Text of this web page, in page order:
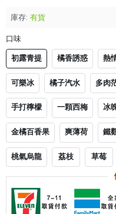
庫存: 有貨
口味
初露青提 橘香誘惑 熱
可樂冰
橘子汽水 多肉
手打檸檬
一顆西梅 冰
金橘百香果
爽薄荷 鐵
桃氣烏龍
荔枝 草莓